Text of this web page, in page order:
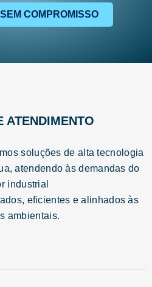
COMPROMISSO
ATENDIMENTO
soluções de alta tecnologia
atendendo às demandas do
industrial
eficientes e alinhados às
ambientais.